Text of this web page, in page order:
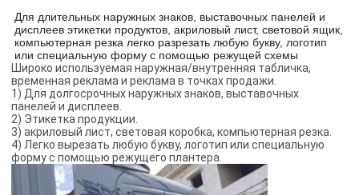
Для длительных наружных знаков, выставочных панелей и
дисплеев этикетки продуктов, акриловый лист, световой ящик,
компьютерная резка легко разрезать любую букву, логотип
или специальную форму с помощью режущей схемы
Широко используемая наружная/внутренняя табличка,
временная реклама и реклама в точках продажи.
1) Для долгосрочных наружных знаков, выставочных
панелей и дисплеев.
2) Этикетка продукции.
3) акриловый лист, световая коробка, компьютерная резка.
4) Легко вырезать любую букву, логотип или специальную
форму с помощью режущего плантера.